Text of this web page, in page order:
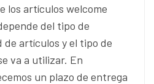
los artículos welcome
del tipo de
artículos y el tipo de
va a utilizar. En
un plazo de entrega